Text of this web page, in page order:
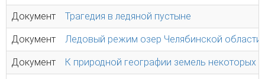
Документ Трагедия в ледяной пустыне
Документ Ледовый режим озер Челябинской области
Документ К природной географии земель некоторых